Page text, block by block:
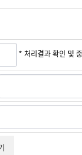
* 처리결과 확인 및